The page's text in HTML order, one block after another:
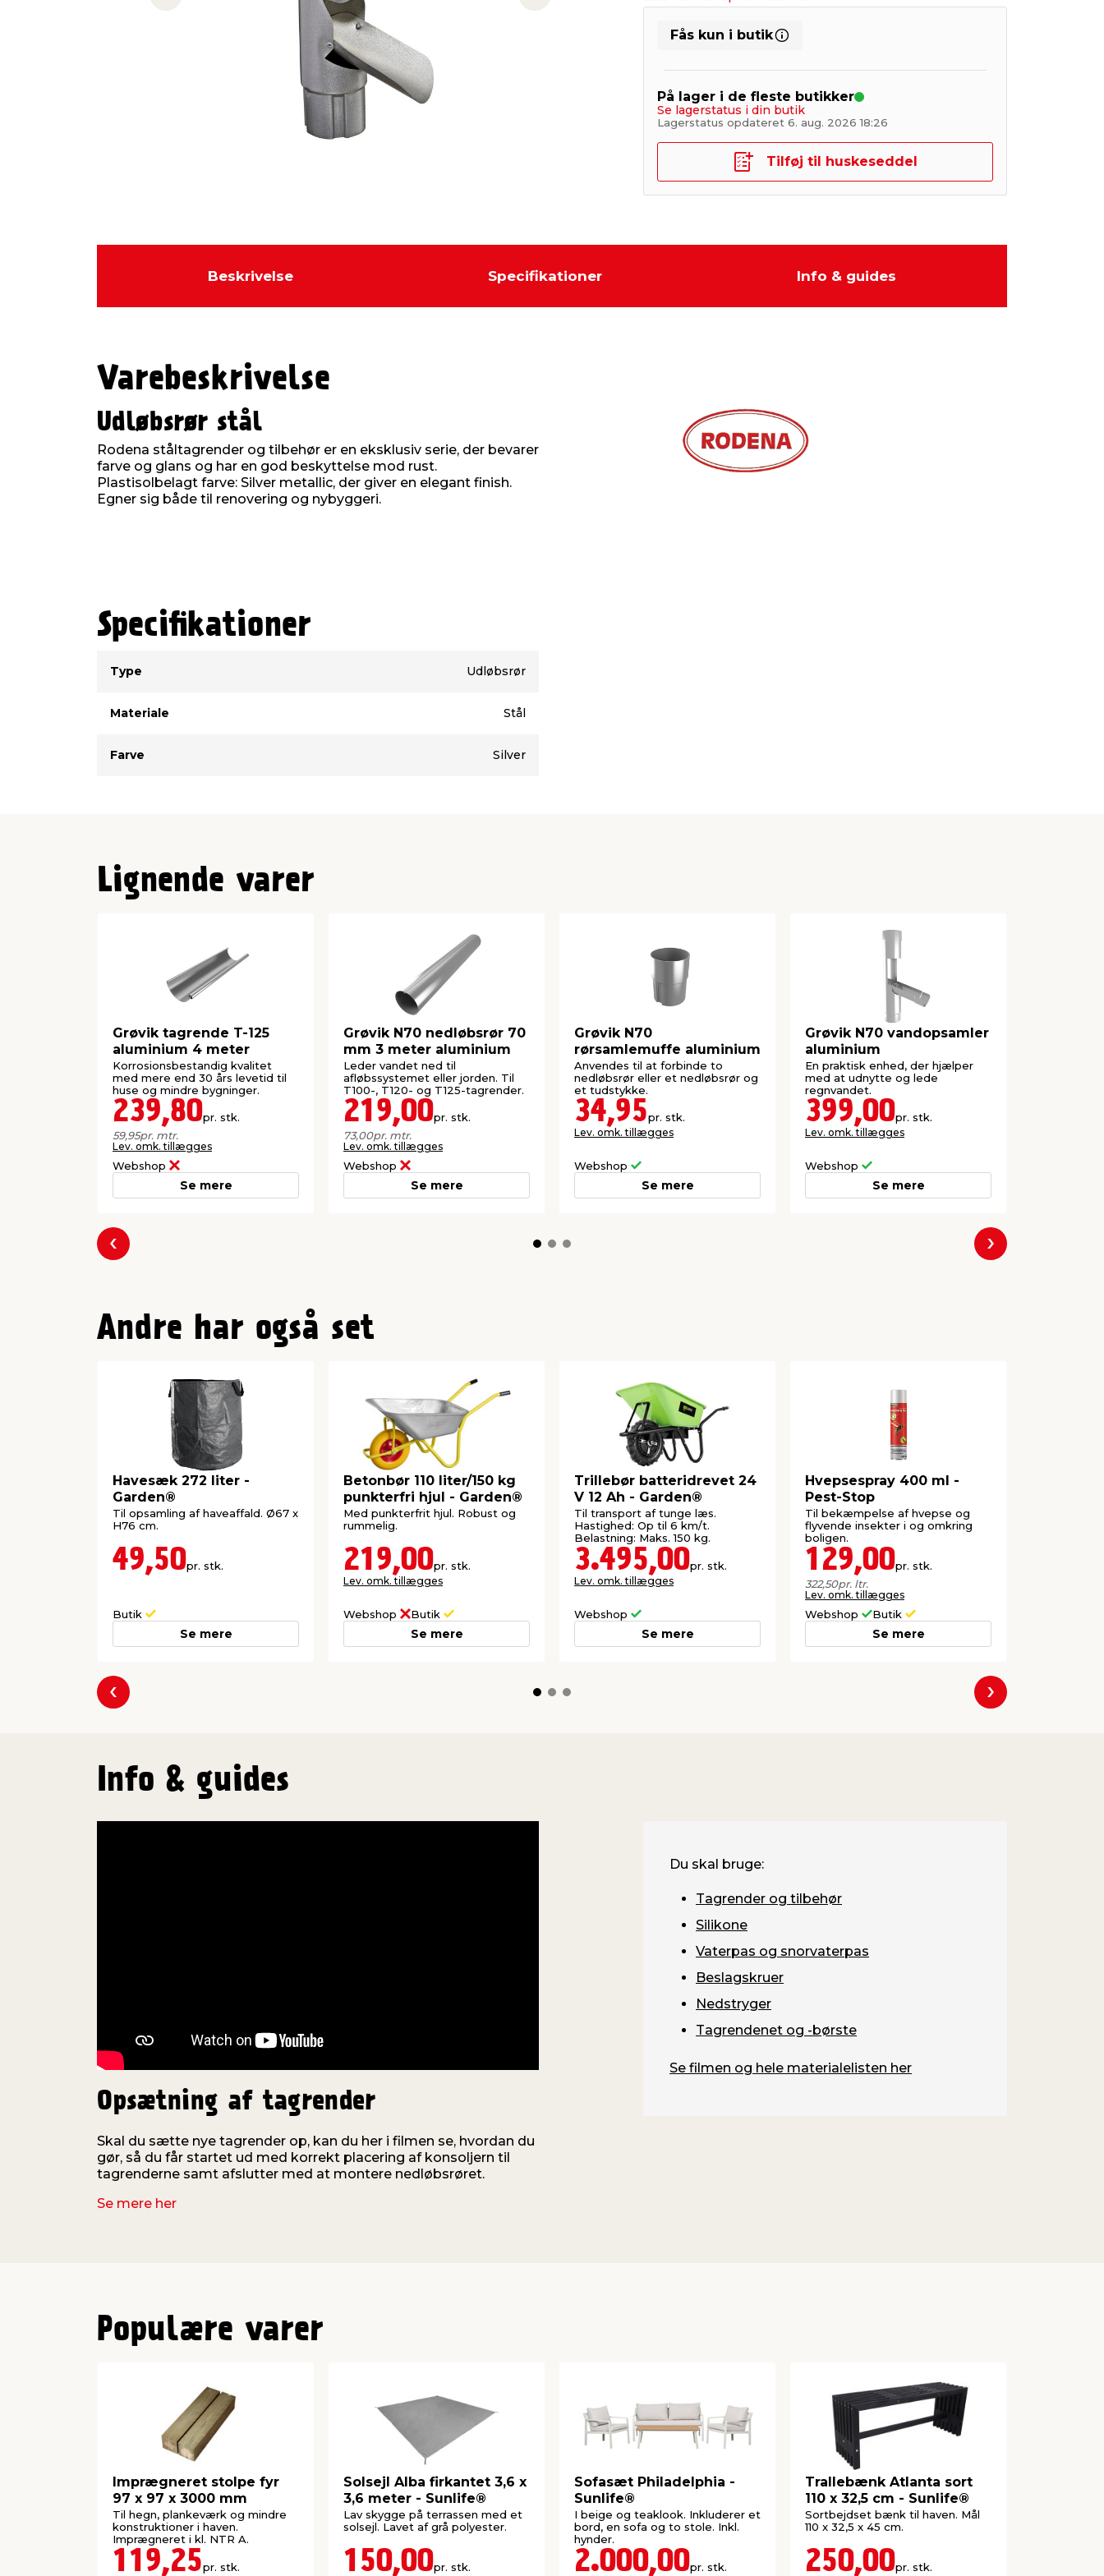
Previous slide Next slide
Fås kun i butik
På lager i de fleste butikker
Se lagerstatus i din butik
Lagerstatus opdateret 6. aug. 2026 18:26
Tilføj til huskeseddel
Beskrivelse Specifikationer Info & guides
Varebeskrivelse
Udløbsrør stål
Rodena ståltagrender og tilbehør er en eksklusiv serie, der bevarer
farve og glans og har en god beskyttelse mod rust.
Plastisolbelagt farve: Silver metallic, der giver en elegant finish.
Egner sig både til renovering og nybyggeri.
Specifikationer
Type
Udløbsrør
Materiale Stål
Farve Silver
Lignende varer
Grøvik tagrende T-125
aluminium 4 meter
Korrosionsbestandig kvalitet
med mere end 30 års levetid til
huse og mindre bygninger.
239,80pr. stk.
59,95pr. mtr.
Lev. omk. tillægges
Webshop
Se mere
Grøvik N70 nedløbsrør 70
mm 3 meter aluminium
Leder vandet ned til
afløbssystemet eller jorden. Til
T100-, T120- og T125-tagrender.
219,00pr. stk.
73,00pr. mtr.
Lev. omk. tillægges
Webshop
Se mere
Grøvik N70
rørsamlemuffe aluminium
Anvendes til at forbinde to
nedløbsrør eller et nedløbsrør og
et tudstykke.
34,95pr. stk.
Lev. omk. tillægges
Webshop
Se mere
Grøvik N70 vandopsamler
aluminium
En praktisk enhed, der hjælper
med at udnytte og lede
regnvandet.
399,00pr. stk.
Lev. omk. tillægges
Webshop
Se mere
Forrige Næste
Andre har også set
Havesæk 272 liter -
Garden®
Til opsamling af haveaffald. Ø67 x
H76 cm.
49,50pr. stk.
Butik
Se mere
Betonbør 110 liter/150 kg
punkterfri hjul - Garden®
Med punkterfrit hjul. Robust og
rummelig.
219,00pr. stk.
Lev. omk. tillægges
Webshop Butik
Se mere
Trillebør batteridrevet 24
V 12 Ah - Garden®
Til transport af tunge læs.
Hastighed: Op til 6 km/t.
Belastning: Maks. 150 kg.
3.495,00pr. stk.
Lev. omk. tillægges
Webshop
Se mere
Hvepsespray 400 ml -
Pest-Stop
Til bekæmpelse af hvepse og
flyvende insekter i og omkring
boligen.
129,00pr. stk.
322,50pr. ltr.
Lev. omk. tillægges
Webshop Butik
Se mere
Forrige Næste
Info & guides
Opsætning af tagrender
Skal du sætte nye tagrender op, kan du her i filmen se, hvordan du
gør, så du får startet ud med korrekt placering af konsoljern til
tagrenderne samt afslutter med at montere nedløbsrøret.
Se mere her
Du skal bruge:
Tagrender og tilbehør
Silikone
Vaterpas og snorvaterpas
Beslagskruer
Nedstryger
Tagrendenet og -børste
Se filmen og hele materialelisten her
Populære varer
Imprægneret stolpe fyr
97 x 97 x 3000 mm
Til hegn, plankeværk og mindre
konstruktioner i haven.
Imprægneret i kl. NTR A.
119,25pr. stk.
Solsejl Alba firkantet 3,6 x
3,6 meter - Sunlife®
Lav skygge på terrassen med et
solsejl. Lavet af grå polyester.
150,00pr. stk.
Sofasæt Philadelphia -
Sunlife®
I beige og teaklook. Inkluderer et
bord, en sofa og to stole. Inkl.
hynder.
2.000,00pr. stk.
Trallebænk Atlanta sort
110 x 32,5 cm - Sunlife®
Sortbejdset bænk til haven. Mål
110 x 32,5 x 45 cm.
250,00pr. stk.